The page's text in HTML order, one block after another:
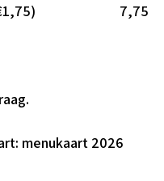
7,75
menukaart 2026